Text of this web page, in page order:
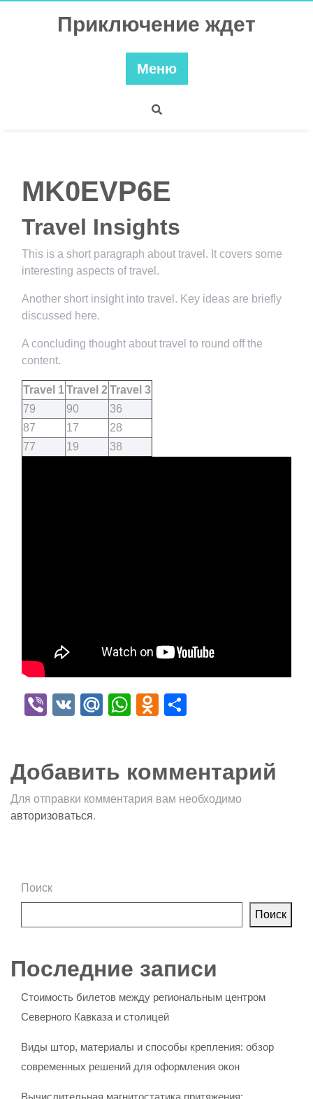
Приключение ждет
Меню
MK0EVP6E
Travel Insights
This is a short paragraph about travel. It covers some
interesting aspects of travel.
Another short insight into travel. Key ideas are briefly
discussed here.
A concluding thought about travel to round off the
content.
Travel 1Travel 2 Travel 3
79
90
36
87
17
28
77
19 38
Viber
VK Mail.Ru
WhatsApp
Odnoklassniki
Добавить комментарий
Для отправки комментария вам необходимо
авторизоваться.
Поиск
Поиск
Последние записи
Стоимость билетов между региональным центром
Северного Кавказа и столицей
Виды штор, материалы и способы крепления: обзор
современных решений для оформления окон
Вычислительная магнитостатика притяжения: